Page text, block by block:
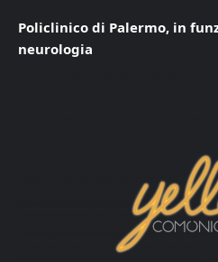
Policlinico di Palermo, in
neurologia